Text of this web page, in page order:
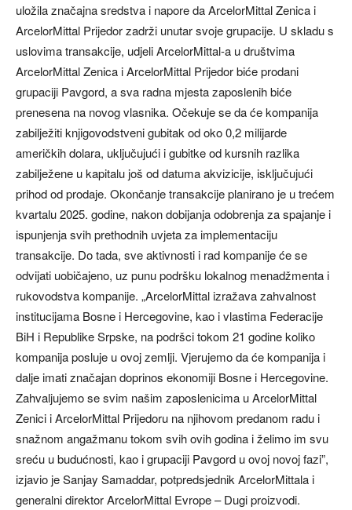
uložila značajna sredstva i napore da ArcelorMittal Zenica i
ArcelorMittal Prijedor zadrži unutar svoje grupacije. U skladu s
uslovima transakcije, udjeli ArcelorMittal-a u društvima
ArcelorMittal Zenica i ArcelorMittal Prijedor biće prodani
grupaciji Pavgord, a sva radna mjesta zaposlenih biće
prenesena na novog vlasnika. Očekuje se da će kompanija
zabilježiti knjigovodstveni gubitak od oko 0,2 milijarde
američkih dolara, uključujući i gubitke od kursnih razlika
zabilježene u kapitalu još od datuma akvizicije, isključujući
prihod od prodaje. Okončanje transakcije planirano je u trećem
kvartalu 2025. godine, nakon dobijanja odobrenja za spajanje i
ispunjenja svih prethodnih uvjeta za implementaciju
transakcije. Do tada, sve aktivnosti i rad kompanije će se
odvijati uobičajeno, uz punu podršku lokalnog menadžmenta i
rukovodstva kompanije. „ArcelorMittal izražava zahvalnost
institucijama Bosne i Hercegovine, kao i vlastima Federacije
BiH i Republike Srpske, na podršci tokom 21 godine koliko
kompanija posluje u ovoj zemlji. Vjerujemo da će kompanija i
dalje imati značajan doprinos ekonomiji Bosne i Hercegovine.
Zahvaljujemo se svim našim zaposlenicima u ArcelorMittal
Zenici i ArcelorMittal Prijedoru na njihovom predanom radu i
snažnom angažmanu tokom svih ovih godina i želimo im svu
sreću u budućnosti, kao i grupaciji Pavgord u ovoj novoj fazi”,
izjavio je Sanjay Samaddar, potpredsjednik ArcelorMittala i
generalni direktor ArcelorMittal Evrope – Dugi proizvodi.